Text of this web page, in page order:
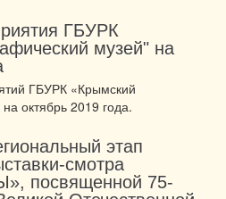
ГБУРК
музей" на
ГБУРК «Крымский
октябрь 2019 года.
этап
смотра
посвященной 75-